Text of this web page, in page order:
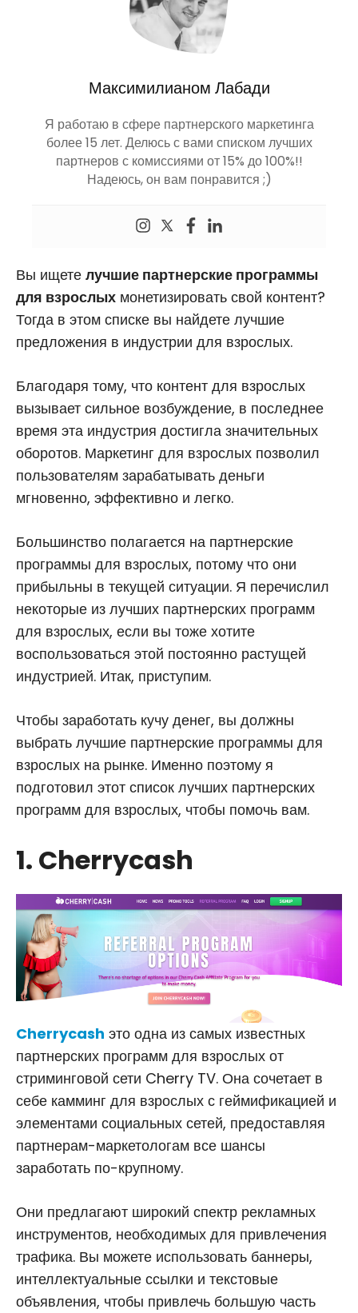
Максимилианом Лабади
Я работаю в сфере партнерского маркетинга
более 15 лет. Делюсь с вами списком лучших
партнеров с комиссиями от 15% до 100%!!
Надеюсь, он вам понравится ;)
Вы ищете лучшие партнерские программы
для взрослых монетизировать свой контент?
Тогда в этом списке вы найдете лучшие
предложения в индустрии для взрослых.
Благодаря тому, что контент для взрослых
вызывает сильное возбуждение, в последнее
время эта индустрия достигла значительных
оборотов. Маркетинг для взрослых позволил
пользователям зарабатывать деньги
мгновенно, эффективно и легко.
Большинство полагается на партнерские
программы для взрослых, потому что они
прибыльны в текущей ситуации. Я перечислил
некоторые из лучших партнерских программ
для взрослых, если вы тоже хотите
воспользоваться этой постоянно растущей
индустрией. Итак, приступим.
Чтобы заработать кучу денег, вы должны
выбрать лучшие партнерские программы для
взрослых на рынке. Именно поэтому я
подготовил этот список лучших партнерских
программ для взрослых, чтобы помочь вам.
1. Cherrycash
Cherrycash это одна из самых известных
партнерских программ для взрослых от
стриминговой сети Cherry TV. Она сочетает в
себе камминг для взрослых с геймификацией и
элементами социальных сетей, предоставляя
партнерам-маркетологам все шансы
заработать по-крупному.
Они предлагают широкий спектр рекламных
инструментов, необходимых для привлечения
трафика. Вы можете использовать баннеры,
интеллектуальные ссылки и текстовые
объявления, чтобы привлечь большую часть